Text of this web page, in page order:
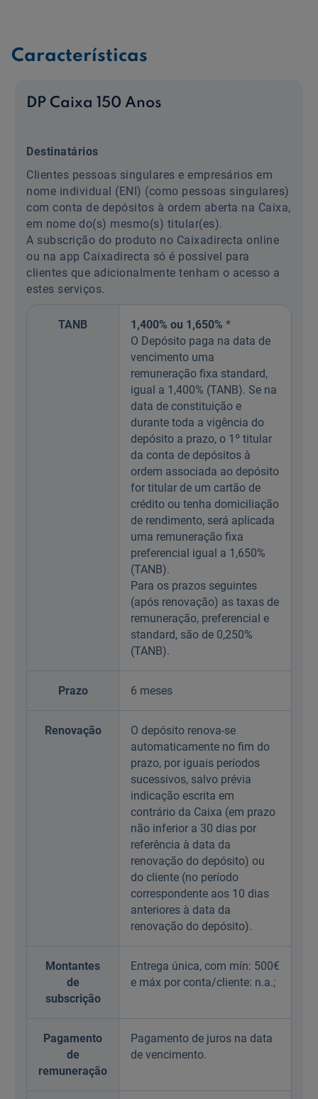
Características
DP Caixa 150 Anos
Destinatários
Clientes pessoas singulares e empresários em
nome individual (ENI) (como pessoas singulares)
com conta de depósitos à ordem aberta na Caixa,
em nome do(s) mesmo(s) titular(es).
A subscrição do produto no Caixadirecta online
ou na app Caixadirecta só é possível para
clientes que adicionalmente tenham o acesso a
estes serviços.
TANB 1,400% ou 1,650% *
O Depósito paga na data de
vencimento uma
remuneração fixa standard,
igual a 1,400% (TANB). Se na
data de constituição e
durante toda a vigência do
depósito a prazo, o 1º titular
da conta de depósitos à
ordem associada ao depósito
for titular de um cartão de
crédito ou tenha domiciliação
de rendimento, será aplicada
uma remuneração fixa
preferencial igual a 1,650%
(TANB).
Para os prazos seguintes
(após renovação) as taxas de
remuneração, preferencial e
standard, são de 0,250%
(TANB).
Prazo 6 meses
Renovação
O depósito renova-se
automaticamente no fim do
prazo, por iguais períodos
sucessivos, salvo prévia
indicação escrita em
contrário da Caixa (em prazo
não inferior a 30 dias por
referência à data da
renovação do depósito) ou
do cliente (no período
correspondente aos 10 dias
anteriores à data da
renovação do depósito).
Montantes
de
subscrição
Entrega única, com mín: 500€
e máx por conta/cliente: n.a.;
Pagamento
de
remuneração
Pagamento de juros na data
de vencimento.